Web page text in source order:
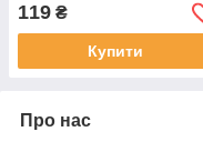
119 ₴
Купити
Про нас